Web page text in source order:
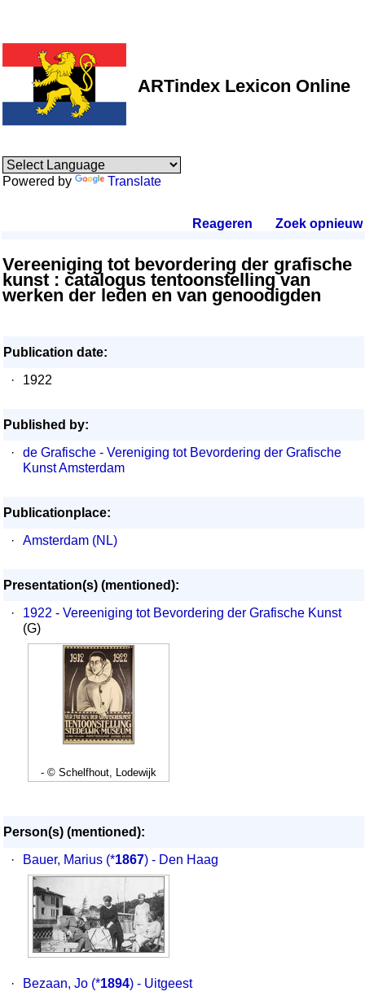
ARTindex Lexicon Online
Powered by Translate
Reageren Zoek opnieuw.
Vereeniging tot bevordering der grafische
kunst : catalogus tentoonstelling van
werken der leden en van genoodigden
Publication date:
·
1922
Published by:
·
de Grafische - Vereniging tot Bevordering der Grafische
Kunst Amsterdam
Publicationplace:
·
Amsterdam (NL)
Presentation(s) (mentioned):
·
1922 - Vereeniging tot Bevordering der Grafische Kunst
(G)
- © Schelfhout, Lodewijk
Person(s) (mentioned):
·
Bauer, Marius (*1867) - Den Haag
· Bezaan, Jo (*1894) - Uitgeest